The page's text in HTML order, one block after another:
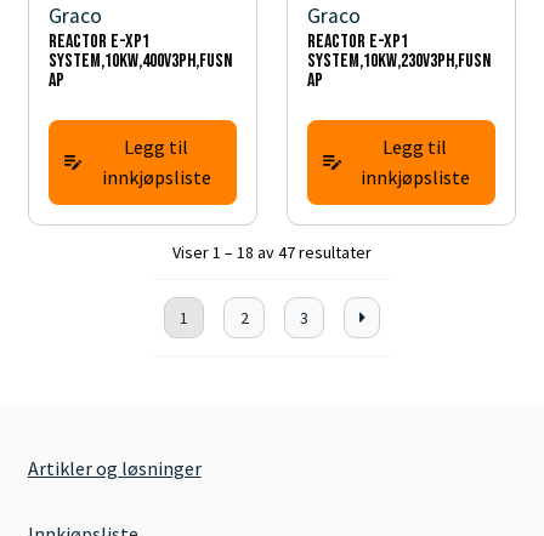
Graco
Reactor E-XP1
SYSTEM,10KW,400V3PH,FUSN
AP
Legg til
innkjøpsliste
Graco
Reactor E-XP1
SYSTEM,10KW,230V3PH,FUSN
AP
Legg til
innkjøpsliste
Viser 1 – 18 av 47 resultater
1 2 3
Artikler og løsninger